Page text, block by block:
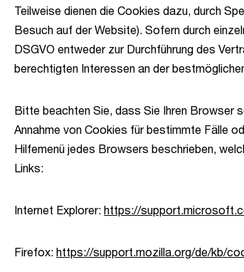
Teilweise dienen die Cookies dazu, durch
Besuch auf der Website). Sofern durch
DSGVO entweder zur Durchführung des
berechtigten Interessen an der
Bitte beachten Sie, dass Sie Ihren Browser
Annahme von Cookies für bestimmte Fälle
Hilfemenü jedes Browsers beschrieben,
Links:
Internet Explorer: https://
Firefox: https://support.mozilla.org/de/kb/